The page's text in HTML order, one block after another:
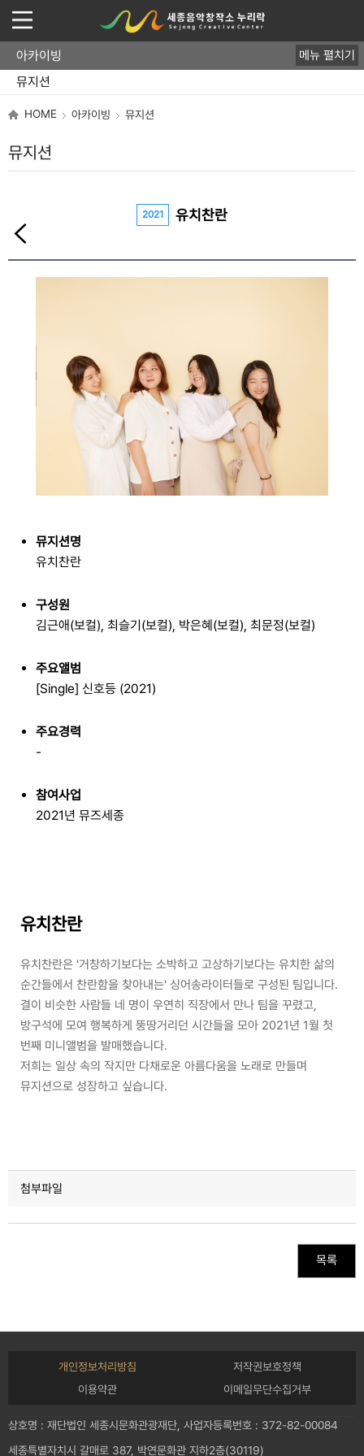
아카이빙
뮤지션
음반
영상/사진
메뉴 펼치기
HOME 아카이빙 뮤지션
뮤지션
2021 유치찬란
뮤지션명
유치찬란
구성원
김근애(보컬), 최슬기(보컬), 박은혜(보컬), 최문정(보컬)
주요앨범
[Single] 신호등 (2021)
주요경력
-
참여사업
2021년 뮤즈세종
유치찬란
유치찬란은 '거창하기보다는 소박하고 고상하기보다는 유치한 삶의
순간들에서 찬란함을 찾아내는' 싱어송라이터들로 구성된 팀입니다.
결이 비슷한 사람들 네 명이 우연히 직장에서 만나 팀을 꾸렸고,
방구석에 모여 행복하게 뚱땅거리던 시간들을 모아 2021년 1월 첫
번째 미니앨범을 발매했습니다.
저희는 일상 속의 작지만 다채로운 아름다움을 노래로 만들며
뮤지션으로 성장하고 싶습니다.
첨부파일
목록
개인정보처리방침
저작권보호정책
이용약관
이메일무단수집거부
상호명 : 재단법인 세종시문화관광재단, 사업자등록번호 : 372-82-00084
세종특별자치시 갈매로 387, 박연문화관 지하2층(30119)